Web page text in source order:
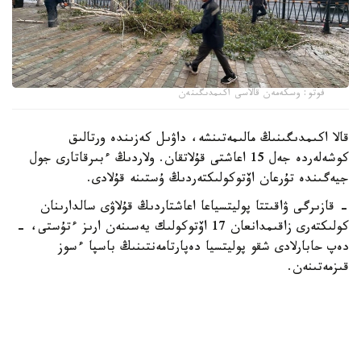
فوتو: وسكەمەن قالاسى اكىمدىگىنەن
قالا اكىمدىگىنىڭ مالىمەتىنشە، داۋىل كەزىندە ورتالىق
كوشەلەردە جەل 15 اعاشتى قۇلاتقان. ولاردىڭ ءبىرقاتارى جول
جيەگىندە تۇرعان اۆتوكولىكتەردىڭ ۇستىنە قۇلادى.
- قازىرگى ۋاقىتتا پوليتسياعا اعاشتاردىڭ قۇلاۋى سالدارىنان
كولىكتەرى زاقىمدانعان 17 اۆتوكولىك يەسىنەن ارىز ءتۇستى، -
دەپ حابارلادى شقو پوليتسيا دەپارتامەنتىنىڭ باسپا ءسوز
قىزمەتىنەن.